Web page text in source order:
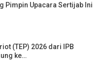
Pimpin Upacara Sertijab Ini
(TEP) 2026 dari IPB
ke…